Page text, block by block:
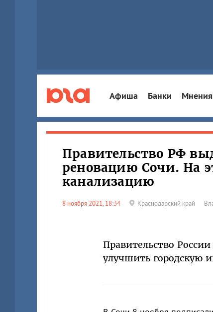
Афиша Банки Мнения
Правительство РФ
реновацию Сочи. На
канализацию
8 ноября 2021, 18:34 Краснодарский край
Правительство
улучшить городскую